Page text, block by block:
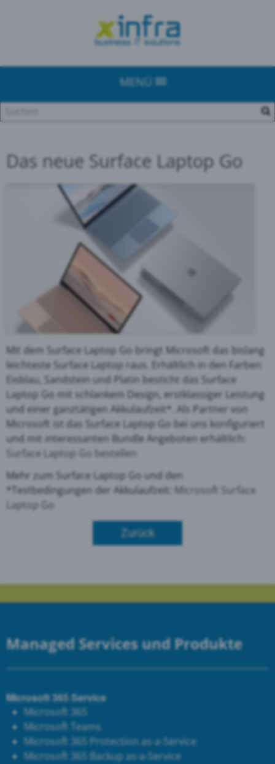
MENÜ
Das neue Surface Laptop Go
Mit dem Surface Laptop Go bringt Microsoft das bislang
leichteste Surface Laptop raus. Erhältlich in den Farben
Eisblau, Sandstein und Platin besticht das Surface
Laptop Go mit schlankem Design, erstklassiger Leistung
und einer ganztätigen Akkulaufzeit*. Als Partner von
Microsoft ist das Surface Laptop Go bei uns konfiguriert
und mit interessanten Bundle Angeboten erhältlich:
Surface Laptop Go bestellen
Mehr zum Surface Laptop Go und den
*Testbedingungen der Akkulaufzeit: Microsoft Surface
Laptop Go
Zurück
Managed Services und Produkte
Microsoft 365 Service
Microsoft 365
Microsoft Teams
Microsoft 365 Protection as-a-Service
Microsoft 365 Backup as-a-Service